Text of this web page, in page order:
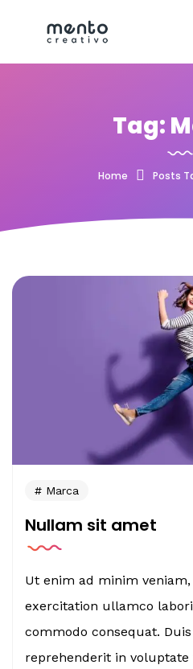
Tag:
Home Posts
Marca
Nullam sit amet
Ut enim ad minim
exercitation ullamco
commodo consequat.
reprehenderit in